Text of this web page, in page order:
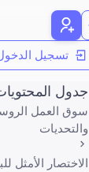
تسجيل
جدول
والتحديات
الاختصار